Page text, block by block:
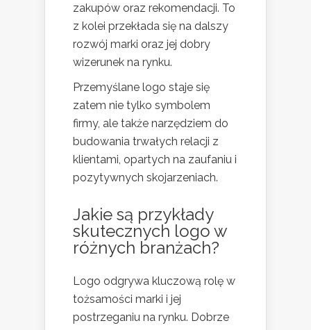
zakupów oraz rekomendacji. To
z kolei przekłada się na dalszy
rozwój marki oraz jej dobry
wizerunek na rynku.
Przemyślane logo staje się
zatem nie tylko symbolem
firmy, ale także narzędziem do
budowania trwałych relacji z
klientami, opartych na zaufaniu i
pozytywnych skojarzeniach.
Jakie są przykłady
skutecznych logo w
różnych branżach?
Logo odgrywa kluczową rolę w
tożsamości marki i jej
postrzeganiu na rynku. Dobrze